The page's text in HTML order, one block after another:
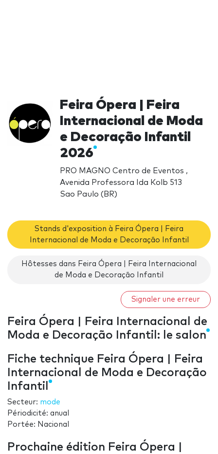
Feira Ópera | Feira
Internacional de Moda
e Decoração Infantil
2026
PRO MAGNO Centro de Eventos ,
Avenida Professora Ida Kolb 513
Sao Paulo (BR)
Stands d'exposition à Feira Ópera | Feira
Internacional de Moda e Decoração Infantil
Hôtesses dans Feira Ópera | Feira Internacional
de Moda e Decoração Infantil
Signaler une erreur
Feira Ópera | Feira Internacional de
Moda e Decoração Infantil: le salon
Fiche technique Feira Ópera | Feira
Internacional de Moda e Decoração
Infantil
Secteur: mode
Périodicité: anual
Portée: Nacional
Prochaine édition Feira Ópera |